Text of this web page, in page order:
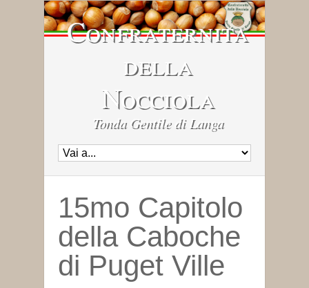
Confraternita
della
Nocciola
Tonda Gentile di Langa
15mo Capitolo
della Caboche
di Puget Ville